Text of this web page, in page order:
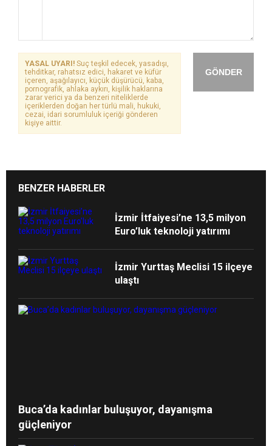
GÖNDER
YASAL UYARI! Suç teşkil edecek, yasadışı,
tehditkar, rahatsız edici, hakaret ve küfür
içeren, aşağılayıcı, küçük düşürücü, kaba,
pornografik, ahlaka aykırı, kişilik haklarına
zarar verici ya da benzeri niteliklerde
içeriklerden doğan her türlü mali, hukuki,
cezai, idari sorumluluk içeriği gönderen
kişiye aittir.
BENZER HABERLER
İzmir İtfaiyesi’ne 13,5 milyon
Euro’luk teknoloji yatırımı
İzmir Yurttaş Meclisi 15 ilçeye
ulaştı
Buca’da kadınlar buluşuyor, dayanışma
güçleniyor